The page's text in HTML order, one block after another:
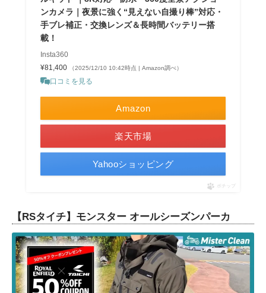
ンカメラ｜夜景に強く“見えない自撮り棒”対応・
手ブレ補正・交換レンズ＆長時間バッテリー搭
載！
Insta360
¥81,400
（2025/12/10 10:42時点 | Amazon調べ）
口コミを見る
Amazon
楽天市場
Yahooショッピング
ポチップ
【 RSタイチ】モンスター オールシーズンパーカ